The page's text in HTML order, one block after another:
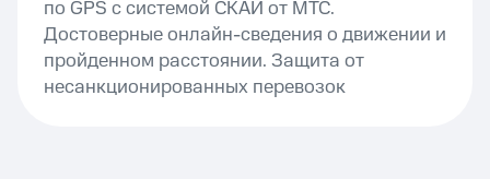
по GPS с системой СКАЙ от МТС.
Достоверные онлайн-сведения о движении и
пройденном расстоянии. Защита от
несанкционированных перевозок